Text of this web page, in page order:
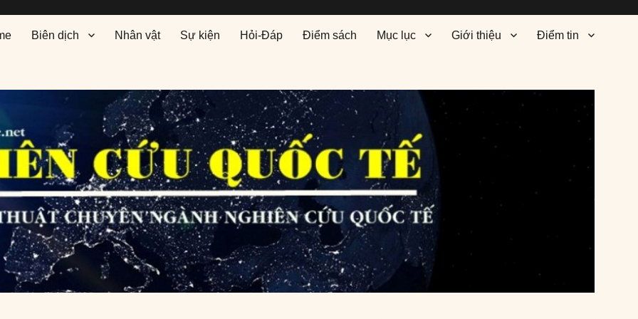
Biên dịch Nhân vật Sự kiện Hỏi-Đáp Điểm sách Mục lục Giới thiệu Điểm tin